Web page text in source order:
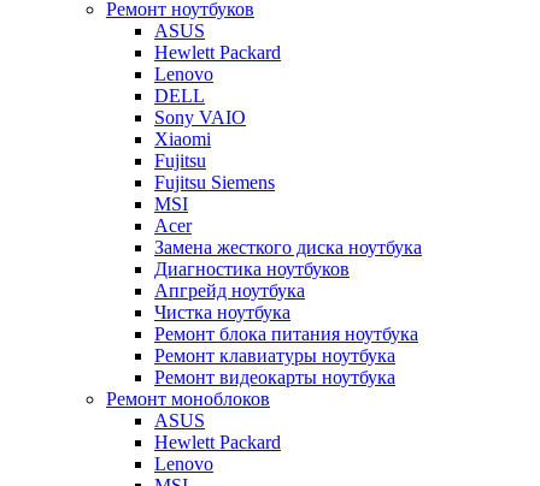
Ремонт ноутбуков
ASUS
Hewlett Packard
Lenovo
DELL
Sony VAIO
Xiaomi
Fujitsu
Fujitsu Siemens
MSI
Acer
Замена жесткого диска ноутбука
Диагностика ноутбуков
Апгрейд ноутбука
Чистка ноутбука
Ремонт блока питания ноутбука
Ремонт клавиатуры ноутбука
Ремонт видеокарты ноутбука
Ремонт моноблоков
ASUS
Hewlett Packard
Lenovo